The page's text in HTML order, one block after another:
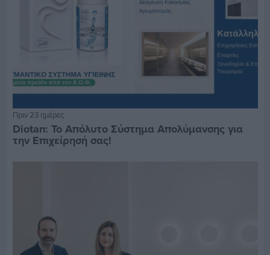
Πριν 23 ημέρες
Diotan: Το Απόλυτο Σύστημα Απολύμανσης για
την Επιχείρησή σας!